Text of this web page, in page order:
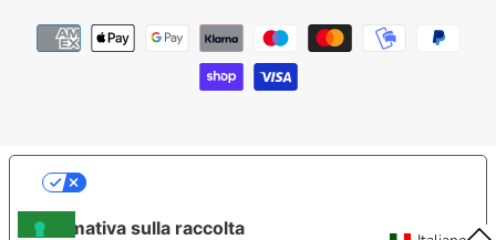
Informativa sulla raccolta